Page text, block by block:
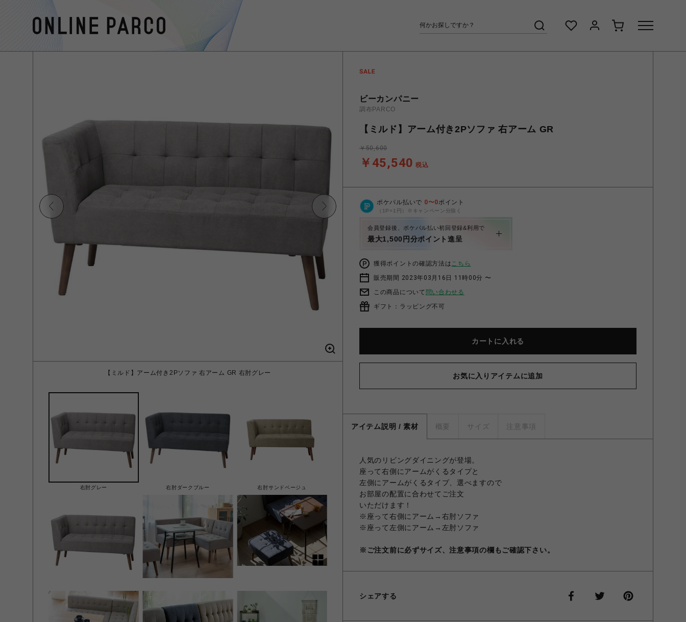
【ミルド】アーム付き2Pソファ 右アーム GR 右肘グレー 【ミルド】アーム付き2Pソファ 右アーム DBL 右肘ダークブルー
右肘グレー 右肘ダークブルー 右肘サンドベージュ
ビーカンパニー
調布PARCO
【ミルド】アーム付き2Pソファ 右アーム GR
￥45,540 税込
￥50,600
ポケパル払いで 0〜0ポイント
（1P=1円）※キャンペーン分除く
会員登録後、ポケパル払い初回登録&利用で
最大1,500円分ポイント進呈
獲得ポイントの確認方法はこちら
販売期間 2023年03月16日 11時00分 〜
この商品について 問い合わせる
ギフト：ラッピング不可
カートに入れる
お気に入りアイテムに追加
アイテム説明 / 素材 概要 サイズ 注意事項
人気のリビングダイニングが登場。
座って右側にアームがくるタイプと
左側にアームがくるタイプ、選べますので
お部屋の配置に合わせてご注文
いただけます！
※座って右側にアーム→右肘ソファ
※座って左側にアーム→左肘ソファ
※ご注文前に必ずサイズ、注意事項の欄もご確認下さい。
シェアする